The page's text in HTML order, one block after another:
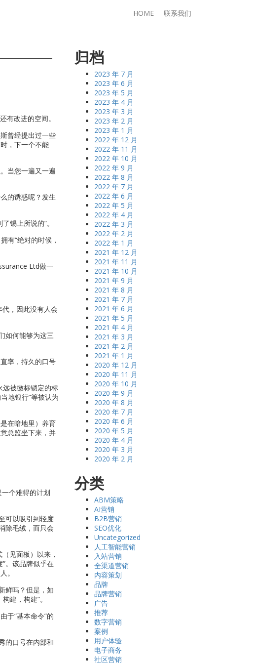
HOME 联系我们
有改进的空间。
曾经提出过一些
，下一个不能
当您一遍又一遍
的诱惑呢？发生
锡上所说的”。
有“绝对的时候，
Ltd做一
，因此没有人会
如何能够为这三
率，持久的口号
远被徽标锁定的标
地银行”等被认为
在暗地里）养育
总监坐下来，并
个难得的计划
可以吸引到轻度
除毛绒，而只会
见面板）以来，
。该品牌似乎在
。
鲜吗？但是，如
建，构建”。
于“基本命令”的
的口号在内部和
归档
2023 年 7 月
2023 年 6 月
2023 年 5 月
2023 年 4 月
2023 年 3 月
2023 年 2 月
2023 年 1 月
2022 年 12 月
2022 年 11 月
2022 年 10 月
2022 年 9 月
2022 年 8 月
2022 年 7 月
2022 年 6 月
2022 年 5 月
2022 年 4 月
2022 年 3 月
2022 年 2 月
2022 年 1 月
2021 年 12 月
2021 年 11 月
2021 年 10 月
2021 年 9 月
2021 年 8 月
2021 年 7 月
2021 年 6 月
2021 年 5 月
2021 年 4 月
2021 年 3 月
2021 年 2 月
2021 年 1 月
2020 年 12 月
2020 年 11 月
2020 年 10 月
2020 年 9 月
2020 年 8 月
2020 年 7 月
2020 年 6 月
2020 年 5 月
2020 年 4 月
2020 年 3 月
2020 年 2 月
分类
ABM策略
AI营销
B2B营销
SEO优化
Uncategorized
人工智能营销
入站营销
全渠道营销
内容策划
品牌
品牌营销
广告
推荐
数字营销
案例
用户体验
电子商务
社区营销